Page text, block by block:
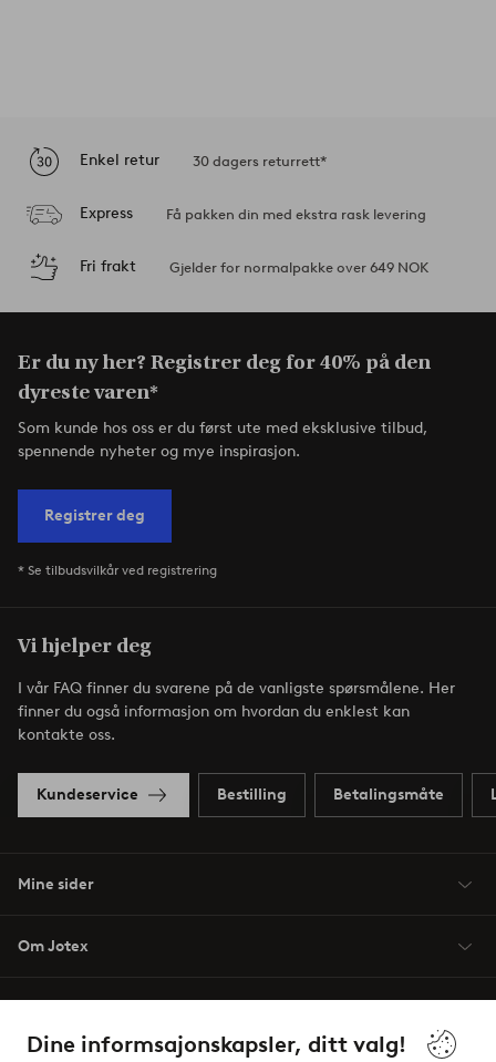
Dine informsajonskapsler, ditt valg!
Enkel retur 30 dagers returrett*
Express Få pakken din med ekstra rask levering
Fri frakt Gjelder for normalpakke over 649 NOK
Er du ny her? Registrer deg for 40% på den
dyreste varen*
Som kunde hos oss er du først ute med eksklusive tilbud,
spennende nyheter og mye inspirasjon.
Registrer deg
* Se tilbudsvilkår ved registrering
Vi hjelper deg
I vår FAQ finner du svarene på de vanligste spørsmålene. Her
finner du også informasjon om hvordan du enklest kan
kontakte oss.
Kundeservice Bestilling Betalingsmåte
Mine sider
Om Jotex